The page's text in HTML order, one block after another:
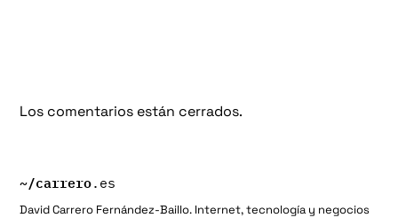
Los comentarios están cerrados.
~/carrero.es
David Carrero Fernández-Baillo. Internet, tecnología y negocios